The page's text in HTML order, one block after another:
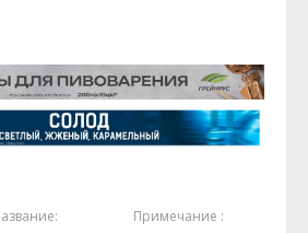
Примечание :